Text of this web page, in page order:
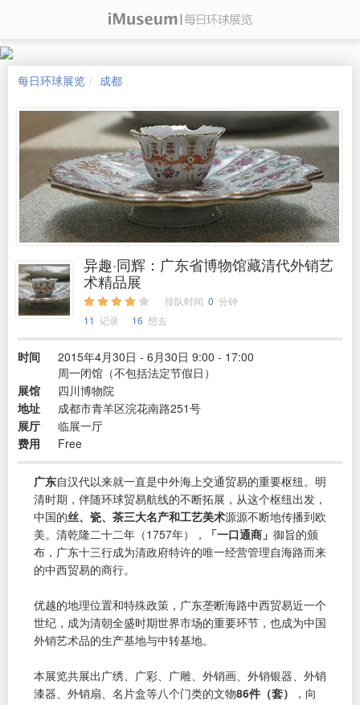
每日环球展览 成都
异趣·同辉：广东省博物馆藏清代外销艺
术精品展
排队时间 0 分钟
11 记录 16 想去
时间
2015年4月30日 - 6月30日 9:00 - 17:00
周一闭馆（不包括法定节假日）
展馆
四川博物院
地址
成都市青羊区浣花南路251号
展厅
临展一厅
费用
Free
广东自汉代以来就一直是中外海上交通贸易的重要枢纽。明
清时期，伴随环球贸易航线的不断拓展，从这个枢纽出发，
中国的丝、瓷、茶三大名产和工艺美术源源不断地传播到欧
美。清乾隆二十二年（1757年），
「一口通商」 御旨的颁
布，广东十三行成为清政府特许的唯一经营管理自海路而来
的中西贸易的商行。
优越的地理位置和特殊政策，广东垄断海路中西贸易近一个
世纪，成为清朝全盛时期世界市场的重要环节，也成为中国
外销艺术品的生产基地与中转基地。
本展览共展出广绣、广彩、广雕、外销画、外销银器、外销
漆器、外销扇、名片盒等八个门类的文物86件（套）
，向